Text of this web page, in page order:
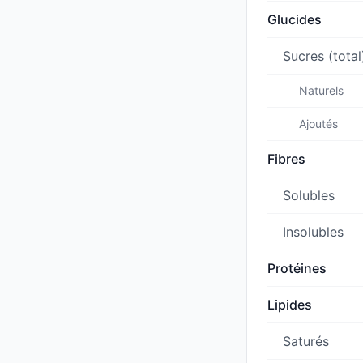
Glucides
Sucres
Naturels
Ajoutés
Fibres
Solubles
Insolubles
Protéines
Lipides
Saturés